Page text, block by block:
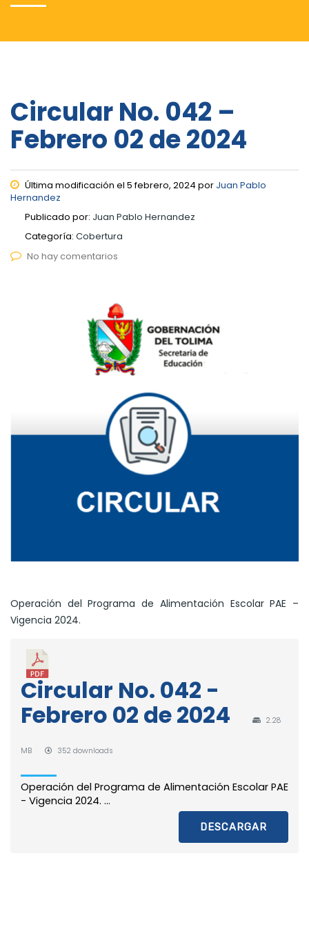
Circular No. 042 –
Febrero 02 de 2024
Última modificación el 5 febrero, 2024 por Juan Pablo
Hernandez
Publicado por: Juan Pablo Hernandez
Categoría: Cobertura
No hay comentarios
Operación del Programa de Alimentación Escolar PAE –
Vigencia 2024.
Circular No. 042 -
Febrero 02 de 2024
2.28
MB 352 downloads
Operación del Programa de Alimentación Escolar PAE
- Vigencia 2024. ...
DESCARGAR